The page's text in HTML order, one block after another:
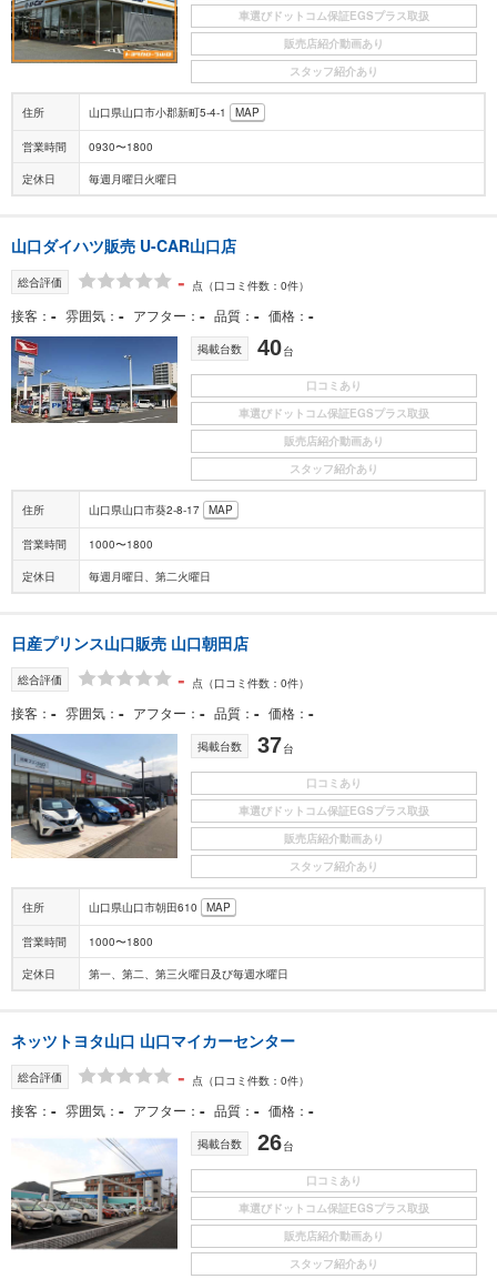
車選びドットコム保証EGSプラス取扱
販売店紹介動画あり
スタッフ紹介あり
住所 山口県山口市小郡新町5-4-1 MAP
営業時間 0930〜1800
定休日 毎週月曜日火曜日
山口ダイハツ販売 U-CAR山口店
総合評価 - 点 （口コミ件数：0件）
接客 - 雰囲気 - アフター - 品質 - 価格 -
掲載台数 40台
口コミあり
車選びドットコム保証EGSプラス取扱
販売店紹介動画あり
スタッフ紹介あり
住所 山口県山口市葵2-8-17 MAP
営業時間 1000〜1800
定休日 毎週月曜日、第二火曜日
日産プリンス山口販売 山口朝田店
総合評価 - 点 （口コミ件数：0件）
接客 - 雰囲気 - アフター - 品質 - 価格 -
掲載台数 37台
口コミあり
車選びドットコム保証EGSプラス取扱
販売店紹介動画あり
スタッフ紹介あり
住所 山口県山口市朝田610 MAP
営業時間 1000〜1800
定休日 第一、第二、第三火曜日及び毎週水曜日
ネッツトヨタ山口 山口マイカーセンター
総合評価 - 点 （口コミ件数：0件）
接客 - 雰囲気 - アフター - 品質 - 価格 -
掲載台数 26台
口コミあり
車選びドットコム保証EGSプラス取扱
販売店紹介動画あり
スタッフ紹介あり